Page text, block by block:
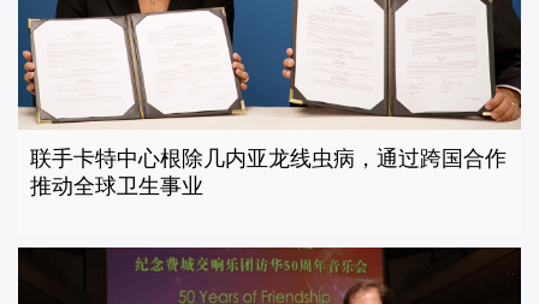
联手卡特中心根除几内亚龙线虫病，通过跨国合作
推动全球卫生事业